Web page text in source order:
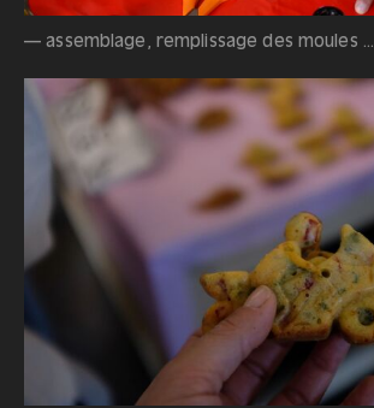
— assemblage, remplissage des moules ...